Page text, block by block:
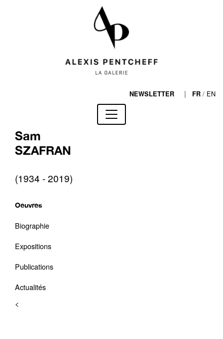
NEWSLETTER | FR / EN
Sam
SZAFRAN
(1934 - 2019)
Oeuvres
Biographie
Expositions
Publications
Actualités
<